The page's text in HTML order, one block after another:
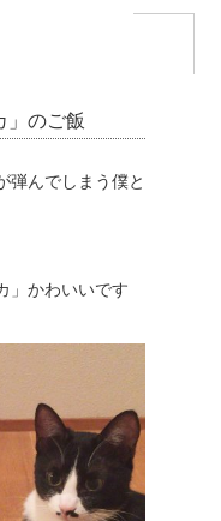
」のご飯
弾んでしまう僕と
」かわいいです